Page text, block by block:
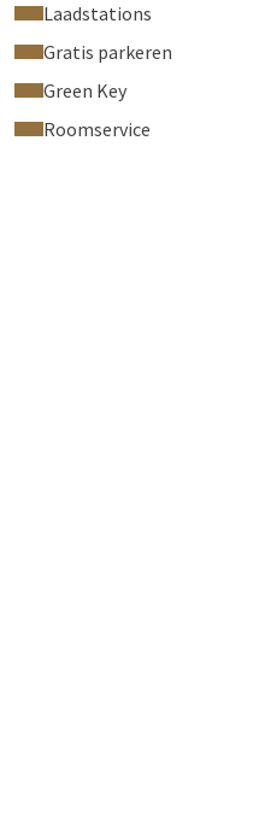
Laadstations
Gratis parkeren
Green Key
Roomservice